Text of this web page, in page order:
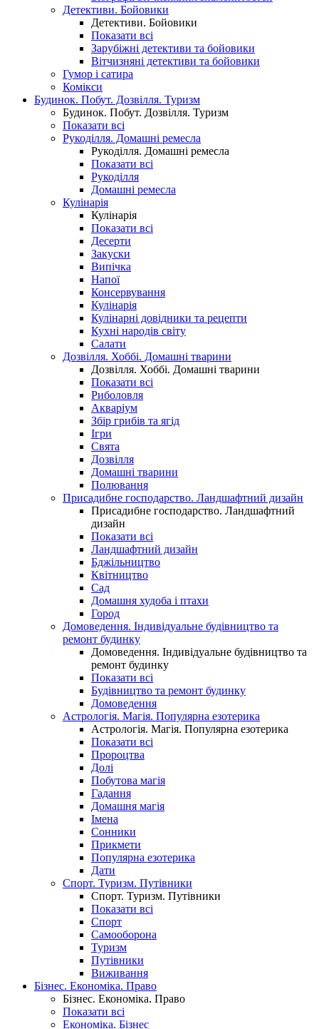
Детективи. Бойовики
Детективи. Бойовики
Показати всі
Зарубіжні детективи та бойовики
Вітчизняні детективи та бойовики
Гумор і сатира
Комікси
Будинок. Побут. Дозвілля. Туризм
Будинок. Побут. Дозвілля. Туризм
Показати всі
Рукоділля. Домашні ремесла
Рукоділля. Домашні ремесла
Показати всі
Рукоділля
Домашні ремесла
Кулінарія
Кулінарія
Показати всі
Десерти
Закуски
Випічка
Напої
Консервування
Кулінарія
Кулінарні довідники та рецепти
Кухні народів світу
Салати
Дозвілля. Хоббі. Домашні тварини
Дозвілля. Хоббі. Домашні тварини
Показати всі
Риболовля
Акваріум
Збір грибів та ягід
Ігри
Свята
Дозвілля
Домашні тварини
Полювання
Присадибне господарство. Ландшафтний дизайн
Присадибне господарство. Ландшафтний
дизайн
Показати всі
Ландшафтний дизайн
Бджільництво
Квітництво
Сад
Домашня худоба і птахи
Город
Домоведення. Індивідуальне будівництво та
ремонт будинку
Домоведення. Індивідуальне будівництво та
ремонт будинку
Показати всі
Будівництво та ремонт будинку
Домоведення
Астрологія. Магія. Популярна езотерика
Астрологія. Магія. Популярна езотерика
Показати всі
Пророцтва
Долі
Побутова магія
Гадання
Домашня магія
Імена
Сонники
Прикмети
Популярна езотерика
Дати
Спорт. Туризм. Путівники
Спорт. Туризм. Путівники
Показати всі
Спорт
Самооборона
Туризм
Путівники
Виживання
Бізнес. Економіка. Право
Бізнес. Економіка. Право
Показати всі
Економіка. Бізнес